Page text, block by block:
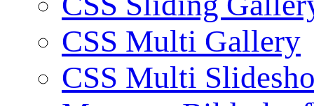
CSS Multi Gallery
CSS Multi